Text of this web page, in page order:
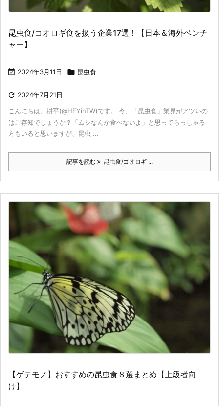
昆虫食/コオロギ食を扱う企業17選！【日本＆海外ベンチ
ャー】
 2024年3月11日  昆虫食
 2024年7月21日
こんにちは、耕平(@HEYinTW)です。 今、「昆虫食」業界がアツいの
はご存知でしょうか？「ムシなんか食べないよ」と思ってらっしゃる
方もいると思いますが、昆虫 ...
記事を読む 昆虫食/コオロギ ...
【ゲテモノ】おすすめの昆虫食８選まとめ【上級者向
け】